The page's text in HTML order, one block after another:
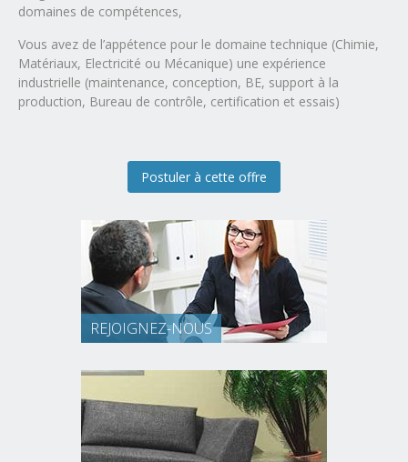
domaines de compétences,
Vous avez de l’appétence pour le domaine technique (Chimie,
Matériaux, Electricité ou Mécanique) une expérience
industrielle (maintenance, conception, BE, support à la
production, Bureau de contrôle, certification et essais)
Postuler à cette offre
REJOIGNEZ-NOUS